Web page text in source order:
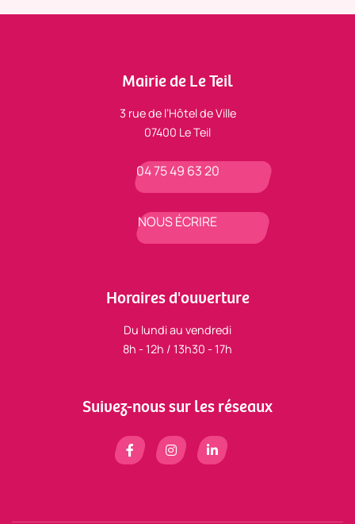
Mairie de Le Teil
3 rue de l’Hôtel de Ville
07400 Le Teil
04 75 49 63 20
NOUS ÉCRIRE
Horaires d'ouverture
Du lundi au vendredi
8h - 12h / 13h30 - 17h
Suivez-nous sur les réseaux